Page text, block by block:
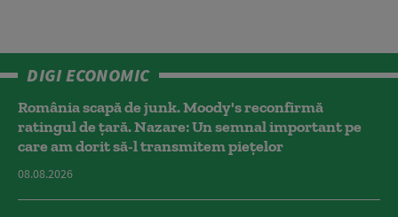
DIGI ECONOMIC
România scapă de junk. Moody's reconfirmă
ratingul de țară. Nazare: Un semnal important pe
care am dorit să-l transmitem piețelor
08.08.2026